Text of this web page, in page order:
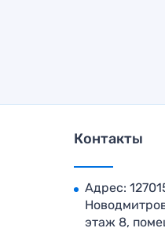
Контакты
Адрес:
этаж 8,